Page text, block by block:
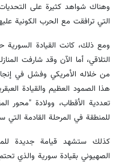
وهناك شواهد كثيرة على
التي ترافقت مع الحرب الكونية
ومع ذلك، كانت القيادة
التلاقي، أما الآن وقد شارفت
من خلاله الأمريكي وفشل في
هذا الصمود العظيم والقيادة
تعددية الأقطاب، وولادة "محور
للمنطقة في المرحلة القادمة
كذلك ستشهد قيامة جديدة
الصهيوني بقيادة سورية والذي